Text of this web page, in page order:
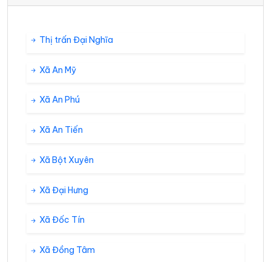
Thị trấn Đại Nghĩa
Xã An Mỹ
Xã An Phú
Xã An Tiến
Xã Bột Xuyên
Xã Đại Hưng
Xã Đốc Tín
Xã Đồng Tâm